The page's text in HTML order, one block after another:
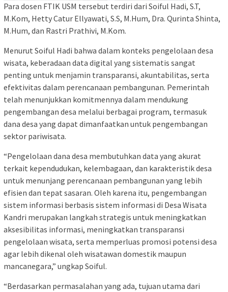
Para dosen FTIK USM tersebut terdiri dari Soiful Hadi, S.T,
M.Kom, Hetty Catur Ellyawati, S.S, M.Hum, Dra. Qurinta Shinta,
M.Hum, dan Rastri Prathivi, M.Kom.
Menurut Soiful Hadi bahwa dalam konteks pengelolaan desa
wisata, keberadaan data digital yang sistematis sangat
penting untuk menjamin transparansi, akuntabilitas, serta
efektivitas dalam perencanaan pembangunan. Pemerintah
telah menunjukkan komitmennya dalam mendukung
pengembangan desa melalui berbagai program, termasuk
dana desa yang dapat dimanfaatkan untuk pengembangan
sektor pariwisata.
“Pengelolaan dana desa membutuhkan data yang akurat
terkait kependudukan, kelembagaan, dan karakteristik desa
untuk menunjang perencanaan pembangunan yang lebih
efisien dan tepat sasaran. Oleh karena itu, pengembangan
sistem informasi berbasis sistem informasi di Desa Wisata
Kandri merupakan langkah strategis untuk meningkatkan
aksesibilitas informasi, meningkatkan transparansi
pengelolaan wisata, serta memperluas promosi potensi desa
agar lebih dikenal oleh wisatawan domestik maupun
mancanegara,” ungkap Soiful.
“Berdasarkan permasalahan yang ada, tujuan utama dari